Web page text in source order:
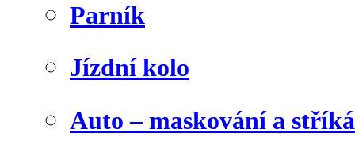
Parník
Jízdní kolo
Auto – maskování a